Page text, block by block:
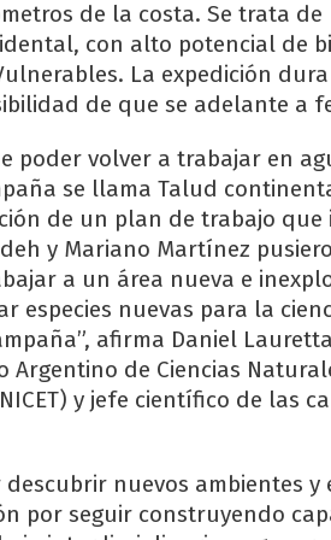
de la costa. Se trata de
con alto potencial de
La expedición
de que se adelante a
poder volver a trabajar en
se llama Talud
de un plan de trabajo que
y Mariano Martínez
a un área nueva e
especies nuevas para la
afirma Daniel
Argentino de Ciencias
y jefe científico de las
nuevos ambientes y
por seguir construyendo